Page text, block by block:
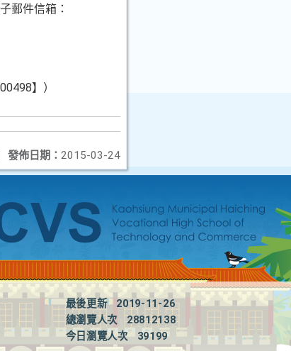
郵件信箱：
】）
發佈日期： 2015-03-24
最後更新
2019-11-26
總瀏覽人次
28812138
今日瀏覽人次
39199